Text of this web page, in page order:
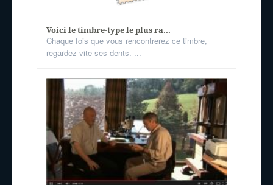
Voici le timbre-type le plus ra...
Chaque fois que vous rencontrerez ce timbre,
regardez-vite ses dents. ...